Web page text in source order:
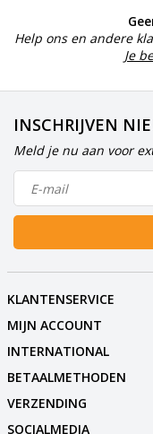
Help ons en andere
Je
INSCHRIJVEN
Meld je nu aan voor
KLANTENSERVICE
MIJN ACCOUNT
INTERNATIONAL
BETAALMETHODEN
VERZENDING
SOCIALMEDIA